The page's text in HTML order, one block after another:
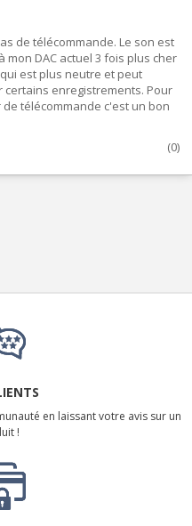
de télécommande. Le son est
DAC actuel 3 fois plus cher
est plus neutre et peut
enregistrements. Pour
télécommande c'est un bon
(0)
en laissant votre avis sur un
!